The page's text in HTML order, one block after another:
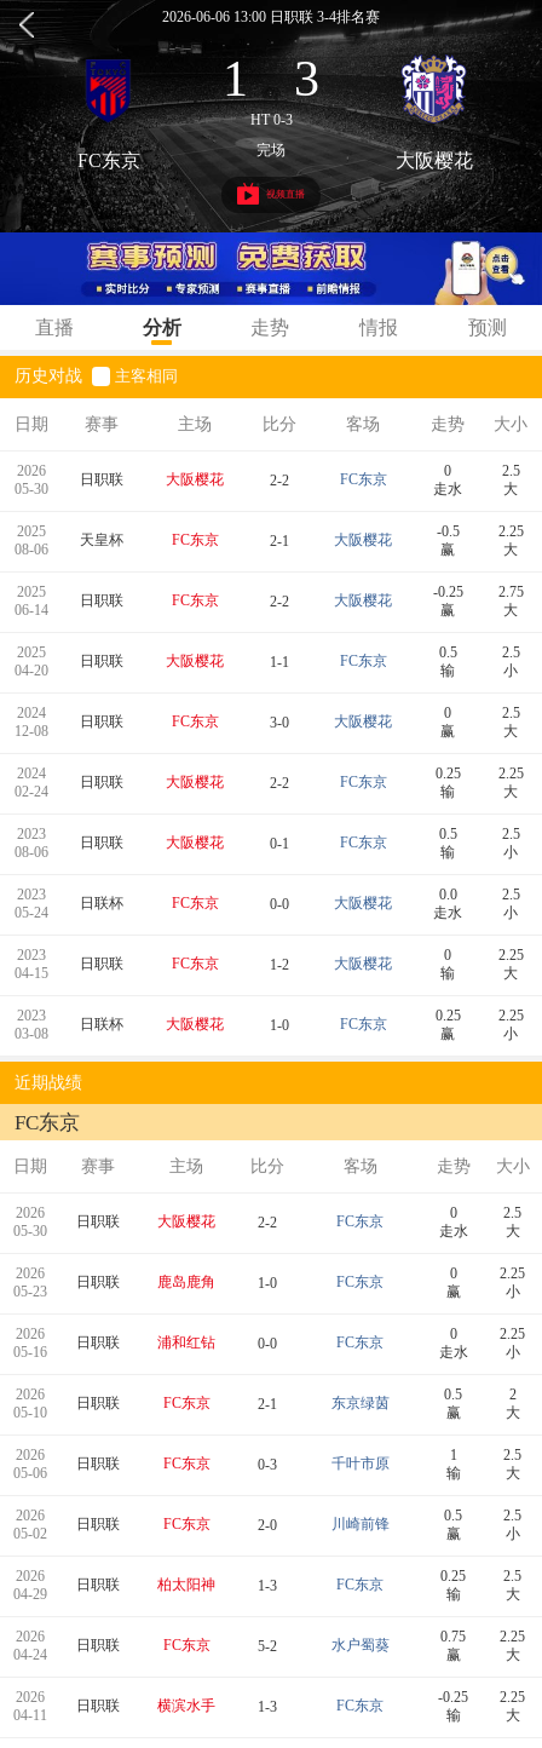
2026-06-06 13:00 日职联 3-4排名赛
1 : 3
HT 0-3
FC东京 完场 大阪樱花
视频直播
直播 分析 走势 情报 预测
历史对战 主客相同
日期 赛事 主场 比分 客场 走势 大小
2026
05-30
日职联 大阪樱花 2-2 FC东京
0
走水
2.5
大
2025
08-06
天皇杯 FC东京 2-1 大阪樱花
-0.5
赢
2.25
大
2025
06-14
日职联 FC东京 2-2 大阪樱花
-0.25
赢
2.75
大
2025
04-20
日职联 大阪樱花 1-1 FC东京
0.5
输
2.5
小
2024
12-08
日职联 FC东京 3-0 大阪樱花
0
赢
2.5
大
2024
02-24
日职联 大阪樱花 2-2 FC东京
0.25
输
2.25
大
2023
08-06
日职联 大阪樱花 0-1 FC东京
0.5
输
2.5
小
2023
05-24
日联杯 FC东京 0-0 大阪樱花
0.0
走水
2.5
小
2023
04-15
日职联 FC东京 1-2 大阪樱花
0
输
2.25
大
2023
03-08
日联杯 大阪樱花 1-0 FC东京
0.25
赢
2.25
小
近期战绩
FC东京
日期 赛事 主场 比分 客场 走势 大小
2026
05-30
日职联 大阪樱花 2-2 FC东京
0
走水
2.5
大
2026
05-23
日职联 鹿岛鹿角 1-0 FC东京
0
赢
2.25
小
2026
05-16
日职联 浦和红钻 0-0 FC东京
0
走水
2.25
小
2026
05-10
日职联 FC东京 2-1 东京绿茵
0.5
赢
2
大
2026
05-06
日职联 FC东京 0-3 千叶市原
1
输
2.5
大
2026
05-02
日职联 FC东京 2-0 川崎前锋
0.5
赢
2.5
小
2026
04-29
日职联 柏太阳神 1-3 FC东京
0.25
输
2.5
大
2026
04-24
日职联 FC东京 5-2 水户蜀葵
0.75
赢
2.25
大
2026
04-11
日职联 横滨水手 1-3 FC东京
-0.25
输
2.25
大